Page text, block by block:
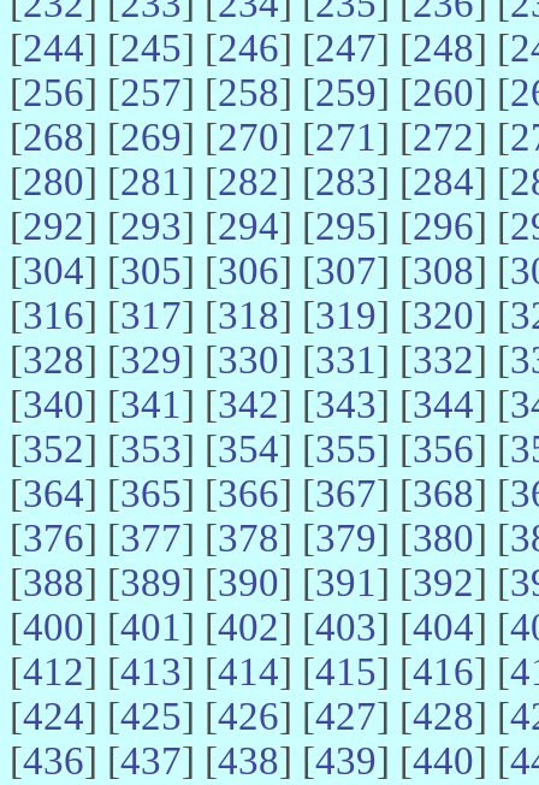
[244] [245] [246] [247] [248] [
[256] [257] [258] [259] [260] [
[268] [269] [270] [271] [272] [
[280] [281] [282] [283] [284] [
[292] [293] [294] [295] [296] [
[304] [305] [306] [307] [308] [
[316] [317] [318] [319] [320] [
[328] [329] [330] [331] [332] [
[340] [341] [342] [343] [344] [
[352] [353] [354] [355] [356] [
[364] [365] [366] [367] [368] [
[376] [377] [378] [379] [380] [
[388] [389] [390] [391] [392] [
[400] [401] [402] [403] [404] [
[412] [413] [414] [415] [416] [
[424] [425] [426] [427] [428] [
[436] [437] [438] [439] [440] [